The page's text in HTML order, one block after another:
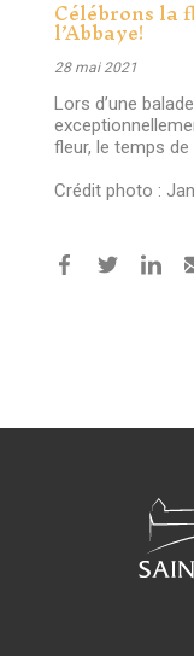
Célébrons la
l’Abbaye!
28 mai 2021
Lors d’une
fleur, le temps
Crédit photo :